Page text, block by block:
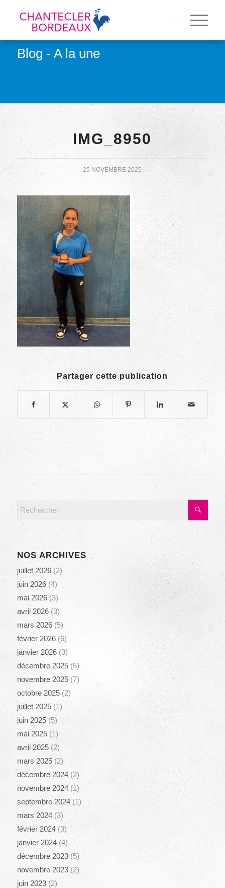
Blog - A la une
IMG_8950
25 NOVEMBRE 2025
Partager cette publication
NOS ARCHIVES
juillet 2026(2)
juin 2026(4)
mai 2026(3)
avril 2026(3)
mars 2026(5)
février 2026(6)
janvier 2026(3)
décembre 2025(5)
novembre 2025(7)
octobre 2025(2)
juillet 2025(1)
juin 2025(5)
mai 2025(1)
avril 2025(2)
mars 2025(2)
décembre 2024(2)
novembre 2024(1)
septembre 2024(1)
mars 2024(3)
février 2024(3)
janvier 2024(4)
décembre 2023(5)
novembre 2023(2)
juin 2023(2)